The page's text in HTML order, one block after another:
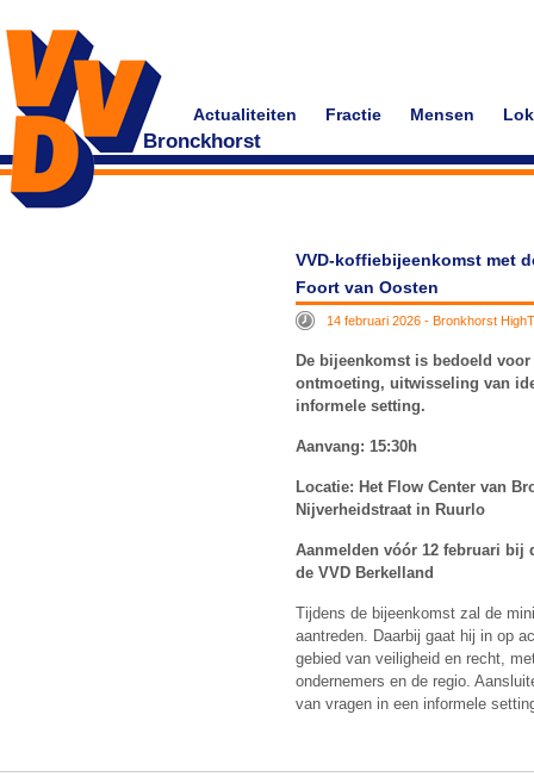
Bronckhorst
Actualiteiten Fractie Mensen
VVD-koffiebijeenkomst met
Foort van Oosten
14 februari 2026 - Bronkhorst
De bijeenkomst is bedoeld
ontmoeting, uitwisseling van
informele setting.
Aanvang: 15:30h
Locatie: Het Flow Center van
Nijverheidstraat in Ruurlo
Aanmelden vóór 12 februari bij
de VVD Berkelland
Tijdens de bijeenkomst zal de
aantreden. Daarbij gaat hij in op
gebied van veiligheid en recht,
ondernemers en de regio.
van vragen in een informele